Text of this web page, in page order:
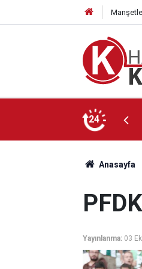
24
İnşa Edilecek
Anasayfa
Yayınlanma: 03